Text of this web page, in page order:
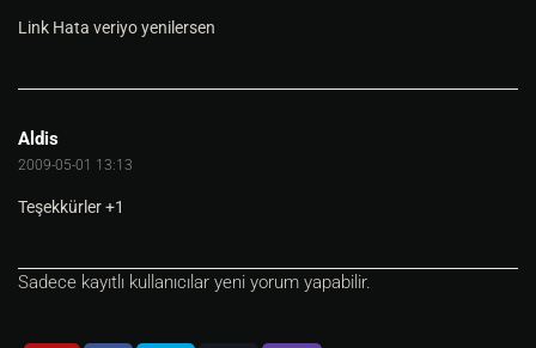
Link Hata veriyo yenilersen
Aldis
2009-05-01 13:13
Teşekkürler +1
Sadece kayıtlı kullanıcılar yeni yorum yapabilir.